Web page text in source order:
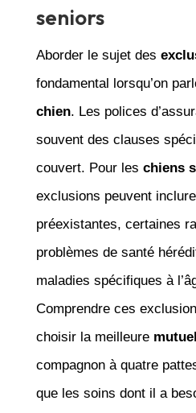
seniors
Aborder le sujet des
fondamental lorsqu’on
chien. Les polices
souvent des clauses
couvert. Pour les chiens
exclusions peuvent
préexistantes, certaines
problèmes de santé
maladies spécifiques à
Comprendre ces
choisir la meilleure
compagnon à quatre
que les soins dont il a